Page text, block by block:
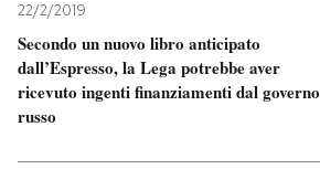
NEWSLETTER
22/2/2019
Secondo un nuovo libro anticipato
dall’Espresso, la Lega potrebbe aver
ricevuto ingenti finanziamenti dal governo
russo